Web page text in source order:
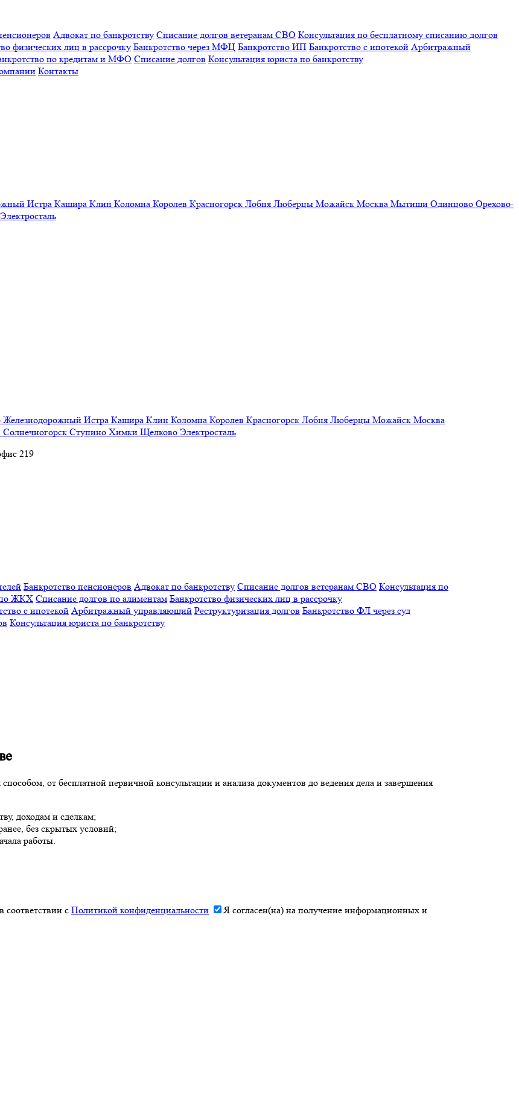
Адвокат по банкротству Списание долгов ветеранам СВО Консультация по бесплатному списанию долгов
физических лиц в рассрочку Банкротство через МФЦ Банкротство ИП Банкротство с ипотекой Арбитражный
по кредитам и МФО Списание долгов Консультация юриста по банкротству
Контакты
Истра Кашира Клин Коломна Королев Красногорск Лобня Люберцы Можайск Москва Мытищи Одинцово Орехово-
Электросталь
Железнодорожный Истра Кашира Клин Коломна Королев Красногорск Лобня Люберцы Можайск Москва
Солнечногорск Ступино Химки Щелково Электросталь
219
Банкротство пенсионеров Адвокат по банкротству Списание долгов ветеранам СВО Консультация по
по ЖКХ Списание долгов по алиментам Банкротство физических лиц в рассрочку
с ипотекой Арбитражный управляющий Реструктуризация долгов Банкротство ФЛ через суд
Консультация юриста по банкротству
от бесплатной первичной консультации и анализа документов до ведения дела и завершения
доходам и сделкам;
без скрытых условий;
работы.
соответствии с Политикой конфиденциальности
Я согласен(на) на получение информационных и